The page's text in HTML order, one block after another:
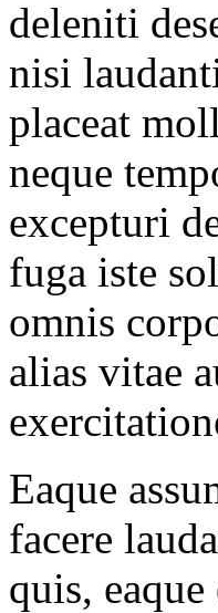
deleniti
nisi
placeat
neque
excepturi
fuga iste
omnis
alias vitae
Eaque
facere
quis,